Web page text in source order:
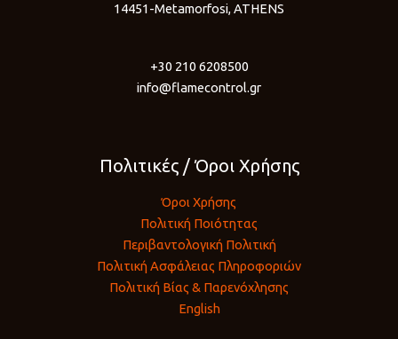
14451-Metamorfosi, ATHENS
+30 210 6208500
info@flamecontrol.gr
Πολιτικές / Όροι Χρήσης
Όροι Χρήσης
Πολιτική Ποιότητας
Περιβαντολογική Πολιτική
Πολιτική Ασφάλειας Πληροφοριών
Πολιτική Βίας & Παρενόχλησης
English